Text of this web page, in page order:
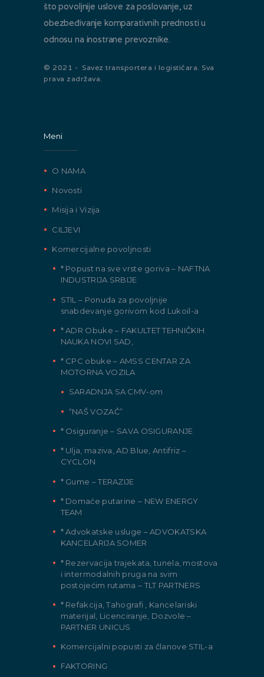
što povoljnije uslove za poslovanje, uz
obezbeđivanje komparativnih prednosti u
odnosu na inostrane prevoznike.
© 2021 - Savez transportera i logističara. Sva
prava zadržava.
Meni
O NAMA
Novosti
Misija i Vizija
CILJEVI
Komercijalne povoljnosti
* Popust na sve vrste goriva – NAFTNA
INDUSTRIJA SRBIJE
STIL – Ponuda za povoljnije
snabdevanje gorivom kod Lukoil-a
* ADR Obuke – FAKULTET TEHNIČKIH
NAUKA NOVI SAD,
* CPC obuke – AMSS CENTAR ZA
MOTORNA VOZILA
SARADNJA SA CMV-om
“NAŠ VOZAČ”
* Osiguranje – SAVA OSIGURANJE
* Ulja, maziva, AD Blue, Antifriz –
CYCLON
* Gume – TERAZIJE
* Domaće putarine – NEW ENERGY
TEAM
* Advokatske usluge – ADVOKATSKA
KANCELARIJA SOMER
* Rezervacija trajekata, tunela, mostova
i intermodalnih pruga na svim
postojećim rutama – TLT PARTNERS
* Refakcija, Tahografi , Kancelariski
materijal, Licenciranje, Dozvole –
PARTNER UNICUS
Komercijalni popusti za članove STIL-a
FAKTORING